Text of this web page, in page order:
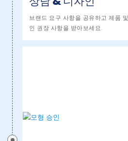
브랜드 요구 사항을 공유하고 제품
인 권장 사항을 받아보세요.